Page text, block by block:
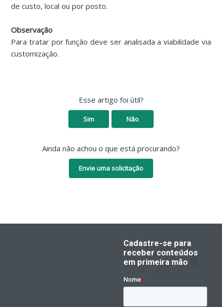
de custo, local ou por posto.
Observação
Para tratar por função deve ser analisada a viabilidade via
customização.
Esse artigo foi útil?
Sim Não
Ainda não achou o que está procurando?
Envie uma solicitação